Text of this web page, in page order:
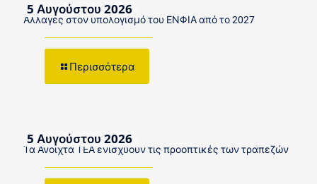
5 Αυγούστου 2026
Αλλαγές στον υπολογισμό του ΕΝΦΙΑ από το 2027
Περισσότερα
5 Αυγούστου 2026
Τα Ανοιχτά ΤΕΑ ενισχύουν τις προοπτικές των τραπεζών